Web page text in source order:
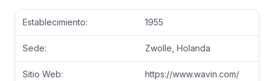
Establecimiento: 1955
Sede: Zwolle, Holanda
Sitio Web: https://www.wavin.com/